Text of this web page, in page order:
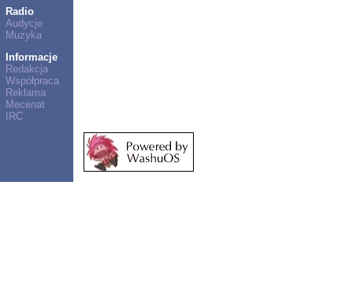
Radio
Audycje
Muzyka
Informacje
Redakcja
Współpraca
Reklama
Mecenat
IRC